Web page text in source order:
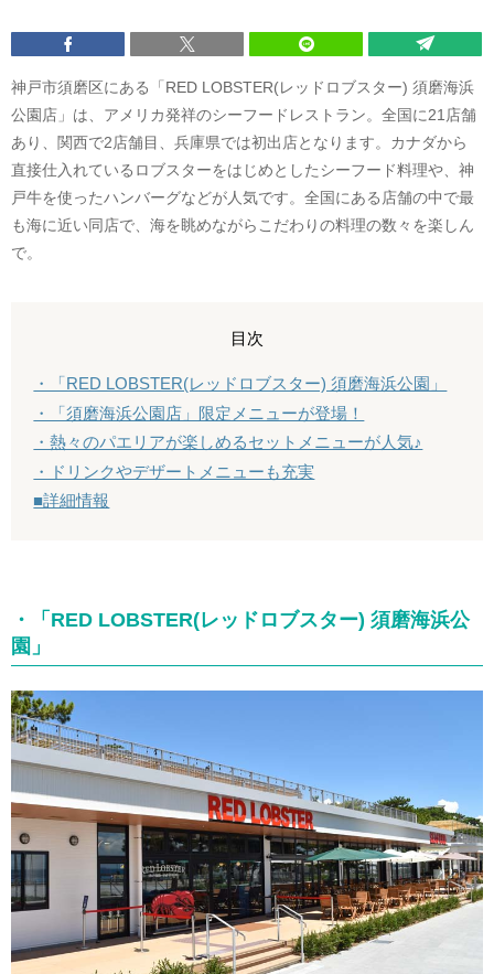
神戸市須磨区にある「RED LOBSTER(レッドロブスター) 須磨海浜
公園店」は、アメリカ発祥のシーフードレストラン。全国に21店舗
あり、関西で2店舗目、兵庫県では初出店となります。カナダから
直接仕入れているロブスターをはじめとしたシーフード料理や、神
戸牛を使ったハンバーグなどが人気です。全国にある店舗の中で最
も海に近い同店で、海を眺めながらこだわりの料理の数々を楽しん
で。
目次
・「RED LOBSTER(レッドロブスター) 須磨海浜公園」
・「須磨海浜公園店」限定メニューが登場！
・熱々のパエリアが楽しめるセットメニューが人気♪
・ドリンクやデザートメニューも充実
■詳細情報
・「RED LOBSTER(レッドロブスター) 須磨海浜公
園」